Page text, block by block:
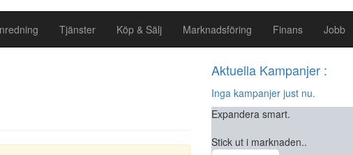
Tjänster Köp & Sälj Marknadsföring Finans Jobb
Aktuella Kampanjer :
Inga kampanjer just nu.
Expandera smart.
Stick ut i marknaden..